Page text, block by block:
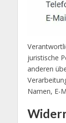
juristische
anderen
Namen, E-